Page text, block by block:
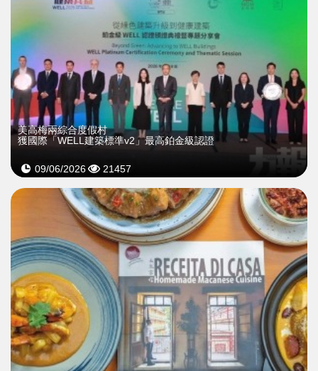
美高梅兩綜合度假村
獲國際「WELL建築標準v2」最高鉑金級認證
09/06/2026 21457
>